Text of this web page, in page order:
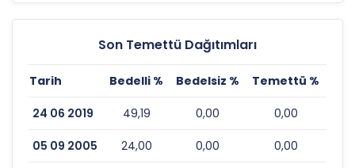
Son Temettü Dağıtımları
Tarih Bedelli % Bedelsiz % Temettü %
24 06 2019 49,19 0,00 0,00
05 09 2005 24,00 0,00 0,00